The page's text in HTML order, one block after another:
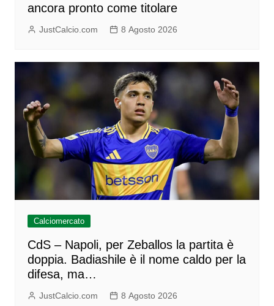
ancora pronto come titolare
JustCalcio.com 8 Agosto 2026
Calciomercato
CdS – Napoli, per Zeballos la partita è
doppia. Badiashile è il nome caldo per la
difesa, ma…
JustCalcio.com 8 Agosto 2026